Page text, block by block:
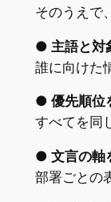
そのうえで
● 主語と対
誰に向けた
● 優先順位
すべてを同
● 文言の軸
部署ごとの